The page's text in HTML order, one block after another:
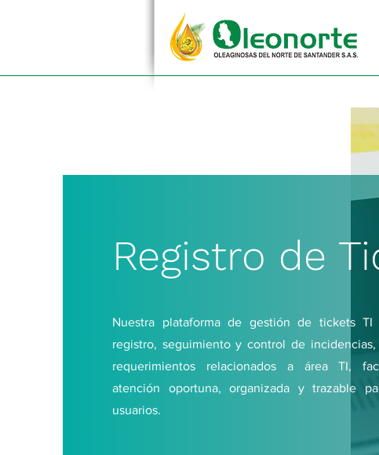
Registro de
Nuestra plataforma de gestión de tickets TI
registro, seguimiento y control de
requerimientos relacionados a área TI,
atención oportuna, organizada y trazable
usuarios.